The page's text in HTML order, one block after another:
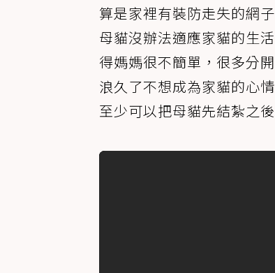
算是家裡有裝防走失的網
母貓沒辦法適應家貓的生
得媽媽很不簡單，很多分
浪久了不想成為家貓的心
至少可以把母貓先結紮之